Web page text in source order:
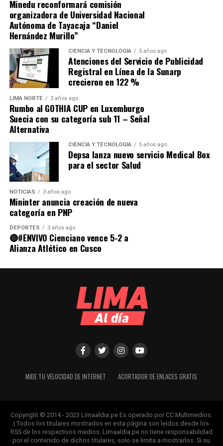
Source link
Comparte esto:
Minedu reconformará comisión
organizadora de Universidad Nacional
Autónoma de Tayacaja “Daniel
Hernández Murillo”
CIENCIA Y TECNOLOGÍA 5 años ago
Atenciones del Servicio de Publicidad
Registral en Línea de la Sunarp
crecieron en 122 %
LIMA NORTE 3 años ago
Rumbo al GOTHIA CUP en Luxemburgo
Suecia con su categoría sub 11 – Señal
Alternativa
CIENCIA Y TECNOLOGÍA 5 años ago
Depsa lanza nuevo servicio Medical Box
para el sector Salud
NOTICIAS 3 años ago
Mininter anuncia creación de nueva
categoría en PNP
DEPORTES 3 años ago
🔴#ENVIVO Cienciano vence 5-2 a
Alianza Atlético en Cusco
MIDE TU VELOCIDAD DE INTERNET ACORTADOR DE ENLACES GRATIS
Copyright © 2014 - 2023 Limaaldia.pe Es operado por CC Multimedios.
| Todos los titulares mostrados en esta página son leídos desde los
RSS de los respectivos medios. Limaaldia.pe no tiene responsabilidad
por el contenido de dichos titulares, solo se limita a mostrarlos. Si su